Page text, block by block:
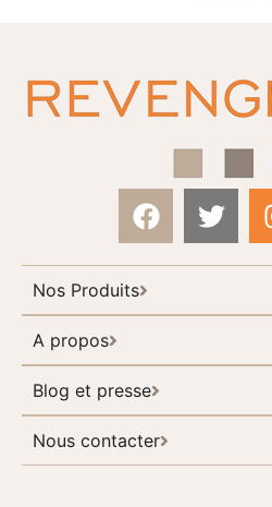
Nos Produits
A propos
Blog et presse
Nous contacter